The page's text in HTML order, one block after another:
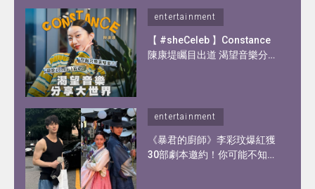
entertainment
【 #sheCeleb 】Constance
陳康堤矚目出道 渴望音樂分享
entertainment
《暴君的廚師》李彩玟爆紅獲
30部劇本邀約！你可能不知道